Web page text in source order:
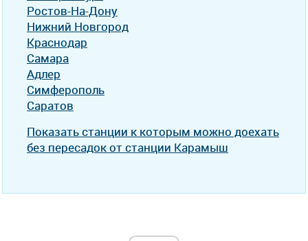
Ростов-На-Дону
Нижний Новгород
Краснодар
Самара
Адлер
Симферополь
Саратов
Показать станции к которым можно доехать
без пересадок от станции Карамыш